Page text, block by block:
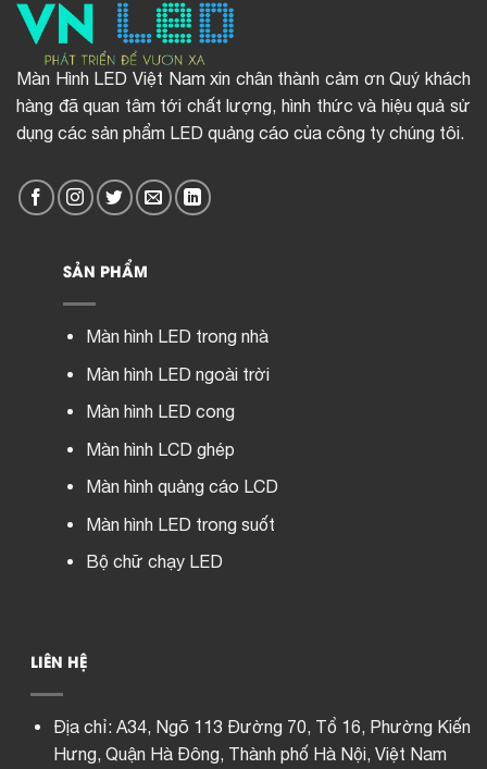
Màn Hình LED Việt Nam xin chân thành cảm ơn Quý khách
hàng đã quan tâm tới chất lượng, hình thức và hiệu quả sử
dụng các sản phẩm LED quảng cáo của công ty chúng tôi.
SẢN PHẨM
Màn hình LED trong nhà
Màn hình LED ngoài trời
Màn hình LED cong
Màn hình LCD ghép
Màn hình quảng cáo LCD
Màn hình LED trong suốt
Bộ chữ chạy LED
LIÊN HỆ
Địa chỉ: A34, Ngõ 113 Đường 70, Tổ 16, Phường Kiến
Hưng, Quận Hà Đông, Thành phố Hà Nội, Việt Nam